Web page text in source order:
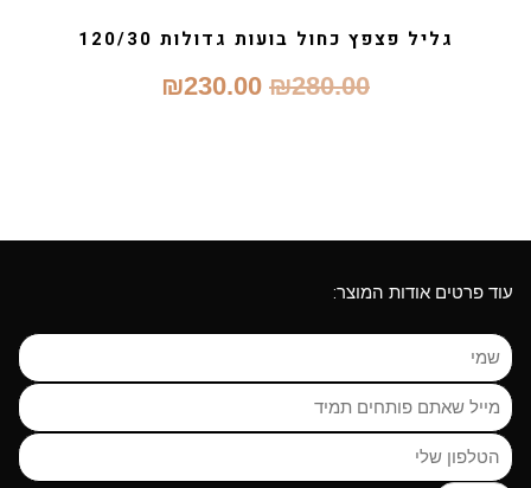
גליל פצפץ כחול בועות גדולות 120/30
₪280.00
המחיר₪230.00
עוד פרטים אודות המוצר: